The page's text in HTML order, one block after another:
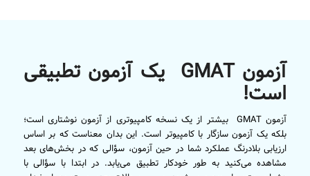
آزمون GMAT یک آزمون تطبیقی
است!
آزمون GMAT بیشتر از یک نسخه کامپیوتری از آزمون نوشتاری است؛
بلکه یک آزمون سازگار با کامپیوتر است. این بدان معناست که بر اساس
ارزیابی بلادرنگ عملکرد شما در حین آزمون، سؤالی که در بخش‌های بعد
مشاهده می‌کنید به طور خودکار تطبیق می‌یابد. در ابتدا با سؤالی با